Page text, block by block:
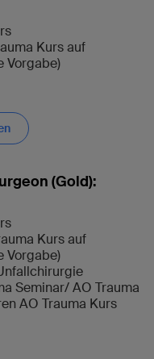
Kurs auf
Vorgabe)
(Gold):
Kurs auf
Vorgabe)
Seminar/ AO Trauma
AO Trauma Kurs